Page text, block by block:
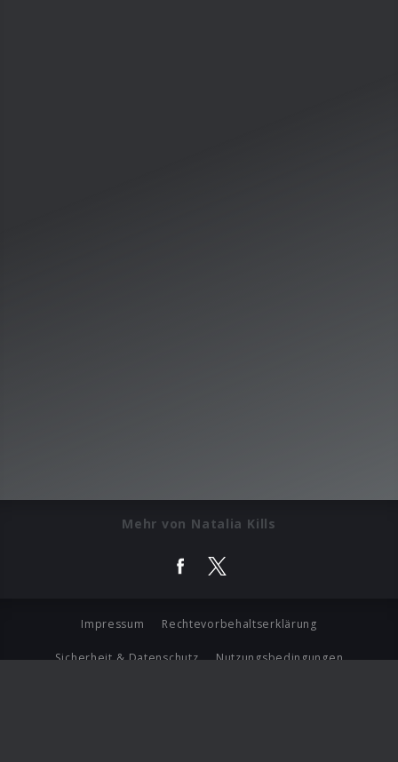
Mehr von Natalia Kills
Impressum Rechtevorbehaltserklärung
Sicherheit & Datenschutz Nutzungsbedingungen